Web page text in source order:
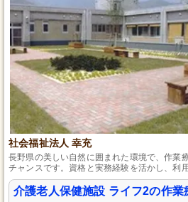
社会福祉法人 幸充
長野県の美しい自然に囲まれた環境で、作業
チャンスです。資格と実務経験を活かし、利
にはやりがいがあります。土日祝休みで年間
取得実績もあり、長期的にキャリアを築ける
介護老人保健施設 ライフ2の作業